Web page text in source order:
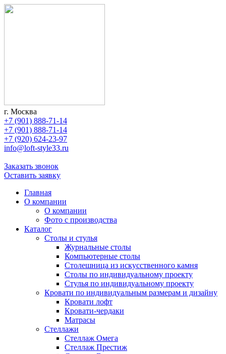
г. Москва
+7 (901) 888-71-14
+7 (901) 888-71-14
+7 (920) 624-23-97
info@loft-style33.ru
Заказать звонок
Оставить заявку
Главная
О компании
О компании
Фото с производства
Каталог
Cтолы и стулья
Журнальные столы
Компьютерные столы
Столешница из искусственного камня
Столы по индивидуальному проекту
Стулья по индивидуальному проекту
Кровати по индивидуальным размерам и дизайну
Кровати лофт
Кровати-чердаки
Матрасы
Стеллажи
Стеллаж Омега
Стеллаж Престиж